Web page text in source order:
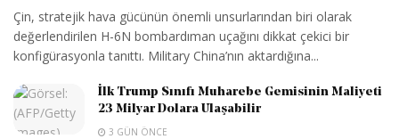
Çin, stratejik hava gücünün önemli unsurlarından biri olarak
değerlendirilen H-6N bombardıman uçağını dikkat çekici bir
konfigürasyonla tanıttı. Military China’nın aktardığına...
İlk Trump Sınıfı Muharebe Gemisinin Maliyeti
23 Milyar Dolara Ulaşabilir
3 GÜN ÖNCE